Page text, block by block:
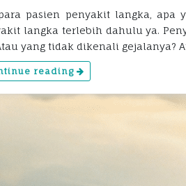
pasien penyakit langka, apa
langka terlebih dahulu ya.
yang tidak dikenali gejalanya?
reading